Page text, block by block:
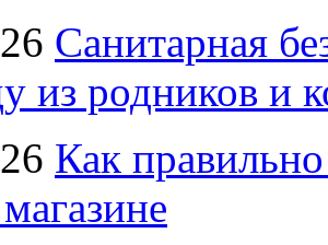
Санитарная
из родников и
Как